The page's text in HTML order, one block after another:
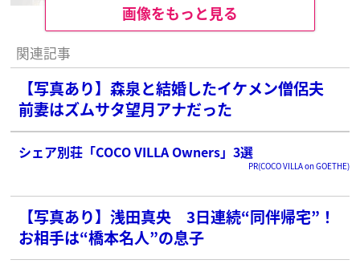
画像をもっと見る
関連記事
【写真あり】森泉と結婚したイケメン僧侶夫
前妻はズムサタ望月アナだった
シェア別荘「COCO VILLA Owners」3選
PR(COCO VILLA on GOETHE)
【写真あり】浅田真央 3日連続“同伴帰宅”！
お相手は“橋本名人”の息子